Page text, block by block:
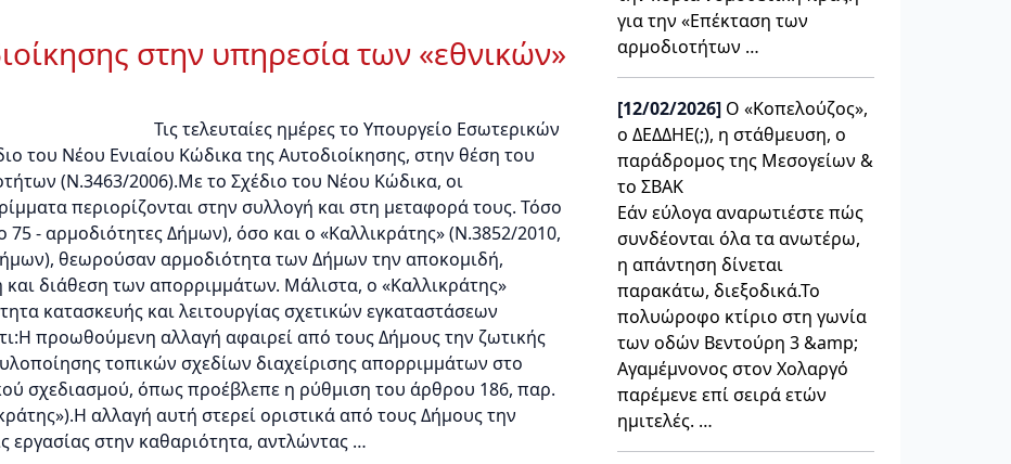
στην υπηρεσία των «εθνικών»
Τις τελευταίες ημέρες το Υπουργείο Εσωτερικών
του Νέου Ενιαίου Κώδικα της Αυτοδιοίκησης, στην θέση του
(Ν.3463/2006).Με το Σχέδιο του Νέου Κώδικα, οι
περιορίζονται στην συλλογή και στη μεταφορά τους. Τόσο
- αρμοδιότητες Δήμων), όσο και ο «Καλλικράτης» (Ν.3852/2010,
θεωρούσαν αρμοδιότητα των Δήμων την αποκομιδή,
και διάθεση των απορριμμάτων. Μάλιστα, ο «Καλλικράτης»
κατασκευής και λειτουργίας σχετικών εγκαταστάσεων
προωθούμενη αλλαγή αφαιρεί από τους Δήμους την ζωτικής
τοπικών σχεδίων διαχείρισης απορριμμάτων στo
σχεδιασμού, όπως προέβλεπε η ρύθμιση του άρθρου 186, παρ.
αλλαγή αυτή στερεί οριστικά από τους Δήμους την
εργασίας στην καθαριότητα, αντλώντας …
για την «Επέκταση των
αρμοδιοτήτων …
[12/02/2026] Ο «Κοπελούζος»,
ο ΔΕΔΔΗΕ(;), η στάθμευση, ο
παράδρομος της Μεσογείων &
το ΣΒΑΚ
Εάν εύλογα αναρωτιέστε πώς
συνδέονται όλα τα ανωτέρω,
η απάντηση δίνεται
παρακάτω, διεξοδικά.Το
πολυώροφο κτίριο στη γωνία
των οδών Βεντούρη 3 &amp;
Αγαμέμνονος στον Χολαργό
παρέμενε επί σειρά ετών
ημιτελές. …